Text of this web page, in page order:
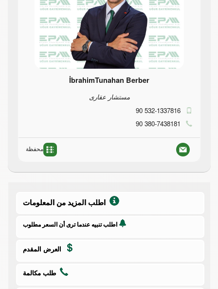
İbrahimTunahan Berber
مستشار عقارى
90 532-1337816
90 380-7438181
محفظة
اطلب المزيد من المعلومات
اطلب تنبيه عندما ترى أن السعر مطلوب
العرض المقدم
طلب مكالمة